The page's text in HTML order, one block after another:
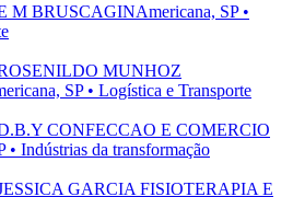
M BRUSCAGINAmericana, SP •
MUNHOZ
SP • Logística e Transporte
CONFECCAO E COMERCIO
• Indústrias da transformação
GARCIA FISIOTERAPIA E